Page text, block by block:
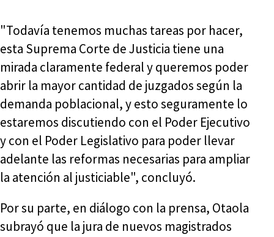
"Todavía tenemos muchas tareas por hacer,
esta Suprema Corte de Justicia tiene una
mirada claramente federal y queremos poder
abrir la mayor cantidad de juzgados según la
demanda poblacional, y esto seguramente lo
estaremos discutiendo con el Poder Ejecutivo
y con el Poder Legislativo para poder llevar
adelante las reformas necesarias para ampliar
la atención al justiciable", concluyó.
Por su parte, en diálogo con la prensa, Otaola
subrayó que la jura de nuevos magistrados